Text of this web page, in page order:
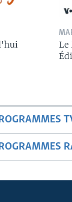
Le